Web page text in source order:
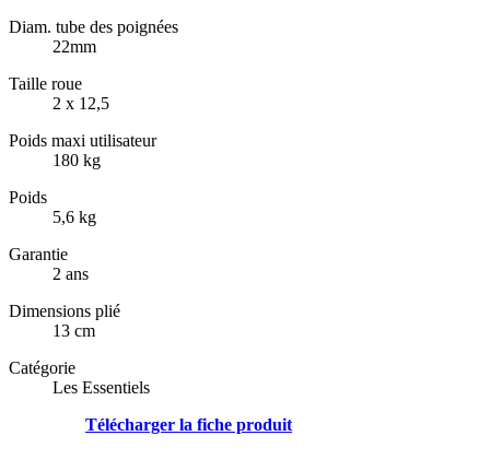
Diam. tube des poignées
22mm
Taille roue
2 x 12,5
Poids maxi utilisateur
180 kg
Poids
5,6 kg
Garantie
2 ans
Dimensions plié
13 cm
Catégorie
Les Essentiels
Télécharger la fiche produit